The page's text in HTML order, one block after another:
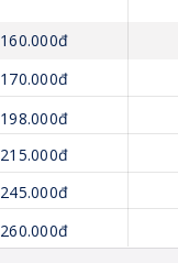
160.000đ
170.000đ
198.000đ
215.000đ
245.000đ
260.000đ